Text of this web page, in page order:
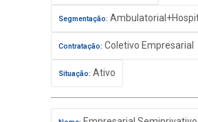
Segmentação:
Contratação: Coletivo Empresarial
Situação: Ativo